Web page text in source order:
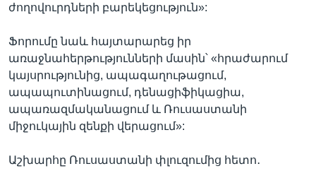
ժողովուրդների բարեկեցություն»:
Ֆորումը նաև հայտարարեց իր
առաջնահերթությունների մասին՝ «հրաժարում
կայսրությունից, ապագաղութացում,
ապապուտինացում, դենացիֆիկացիա,
ապառազմականացում և Ռուսաստանի
միջուկային զենքի վերացում»:
Աշխարհը Ռուսաստանի փլուզումից հետո․